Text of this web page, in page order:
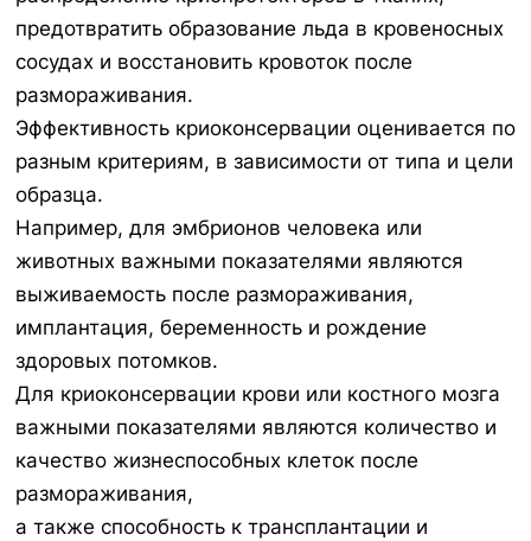
предотвратить образование льда в кровеносных
сосудах и восстановить кровоток после
размораживания.
Эффективность криоконсервации оценивается по
разным критериям, в зависимости от типа и цели
образца.
Например, для эмбрионов человека или
животных важными показателями являются
выживаемость после размораживания,
имплантация, беременность и рождение
здоровых потомков.
Для криоконсервации крови или костного мозга
важными показателями являются количество и
качество жизнеспособных клеток после
размораживания,
а также способность к трансплантации и